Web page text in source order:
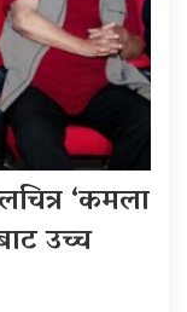
‘कमला
उच्च